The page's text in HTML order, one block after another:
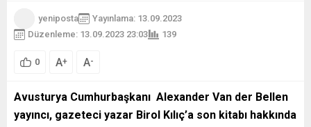
yeniposta
Yayınlama: 13.09.2023
Düzenleme: 13.09.2023 23:03
139
0 A+ A-
Avusturya Cumhurbaşkanı Alexander Van der Bellen
yayıncı, gazeteci yazar Birol Kılıç’a son kitabı hakkında